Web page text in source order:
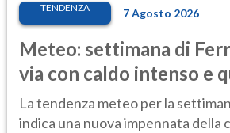
TENDENZA 7 Agosto 2026
Meteo: settimana di
via con caldo intenso e
temporale
La tendenza meteo per la
indica una nuova impennata della